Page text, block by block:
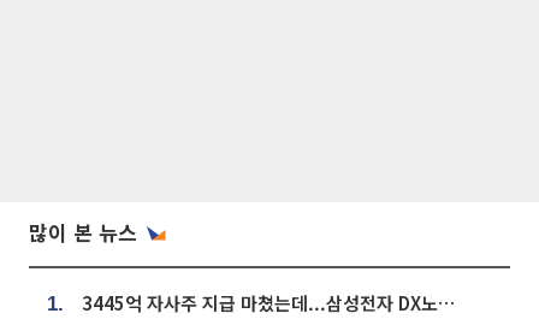
많이 본 뉴스
1. 3445억 자사주 지급 마쳤는데...삼성전자 DX노조, 뒤늦은 '떼쓰기 집회'